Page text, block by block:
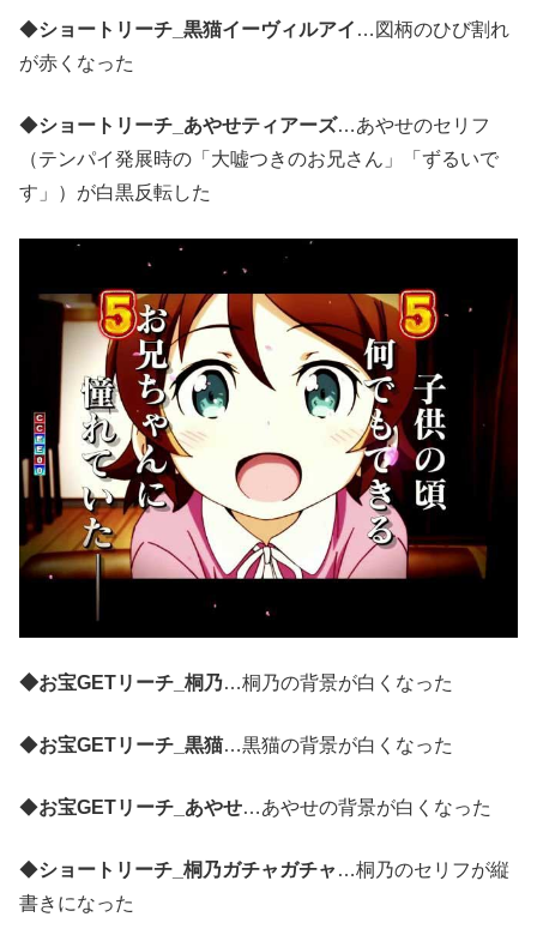
◆ショートリーチ_黒猫イーヴィルアイ …図柄のひび割れ
が赤くなった
◆ショートリーチ_あやせティアーズ…あやせのセリフ
（テンパイ発展時の「大嘘つきのお兄さん」「ずるいで
す」）が白黒反転した
◆お宝GETリーチ_桐乃…桐乃の背景が白くなった
◆お宝GETリーチ_黒猫…黒猫の背景が白くなった
◆お宝GETリーチ_あやせ…あやせの背景が白くなった
◆ショートリーチ_桐乃ガチャガチャ …桐乃のセリフが縦
書きになった